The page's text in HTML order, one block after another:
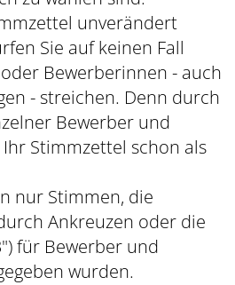
unverändert
Sie auf keinen Fall
Bewerberinnen - auch
- streichen. Denn durch
Bewerber und
Stimmzettel schon als
nur Stimmen, die
Ankreuzen oder die
für Bewerber und
wurden.